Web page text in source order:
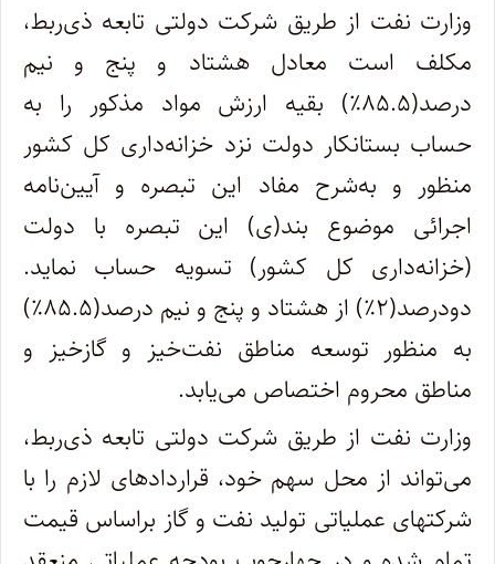
وزارت نفت از طریق شرکت دولتی تابعه ذی‌ربط،
مکلف است معادل هشتاد و پنج و نیم
درصد(۸۵.۵٪) بقیه ارزش مواد مذکور را به
حساب بستانکار دولت نزد خزانه‌داری کل کشور
منظور و به‌شرح مفاد این تبصره و آیین‌نامه
اجرائی موضوع بند(ی) این تبصره با دولت
(خزانه‌داری کل کشور) تسویه حساب نماید.
دودرصد(۲٪) از هشتاد و پنج و نیم درصد(۸۵.۵٪)
به منظور توسعه مناطق نفت‌خیز و گازخیز و
مناطق محروم اختصاص می‌یابد.
وزارت نفت از طریق شرکت دولتی تابعه ذی‌ربط،
می‌تواند از محل سهم خود، قراردادهای لازم را با
شرکتهای عملیاتی تولید نفت و گاز براساس قیمت